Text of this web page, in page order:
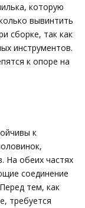
которую
вывинтить
сборке, так как
инструментов.
к опоре на
к
На обеих частях
соединение
тем, как
требуется